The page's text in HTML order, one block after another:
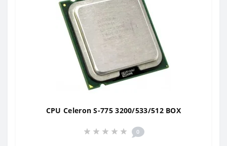
CPU Celeron S-775 3200/533/512 BOX
0